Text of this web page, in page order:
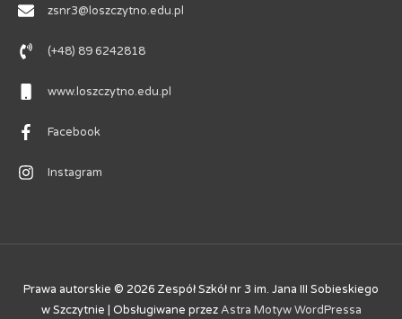
zsnr3@loszczytno.edu.pl
(+48) 89 6242818
www.loszczytno.edu.pl
Facebook
Instagram
Prawa autorskie © 2026 Zespół Szkół nr 3 im. Jana III Sobieskiego
w Szczytnie | Obsługiwane przezAstra Motyw WordPressa